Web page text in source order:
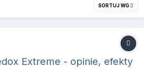
SORTUJ WG
Extreme - opinie, efekty